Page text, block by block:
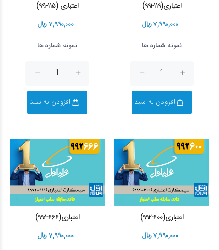
اعتباری(۱۱۹-۹۹۱)
۷,۹۹۰,۰۰۰ ریال
نمونه شماره ها
افزودن به سبد
اعتباری (۱۱۵-۹۹۱)
۷,۹۹۰,۰۰۰ ریال
نمونه شماره ها
افزودن به سبد
اعتباری(۶۰۰-۹۹۲)
۷,۹۹۰,۰۰۰ ریال
اعتباری(۶۶۶-۹۹۲)
۷,۹۹۰,۰۰۰ ریال